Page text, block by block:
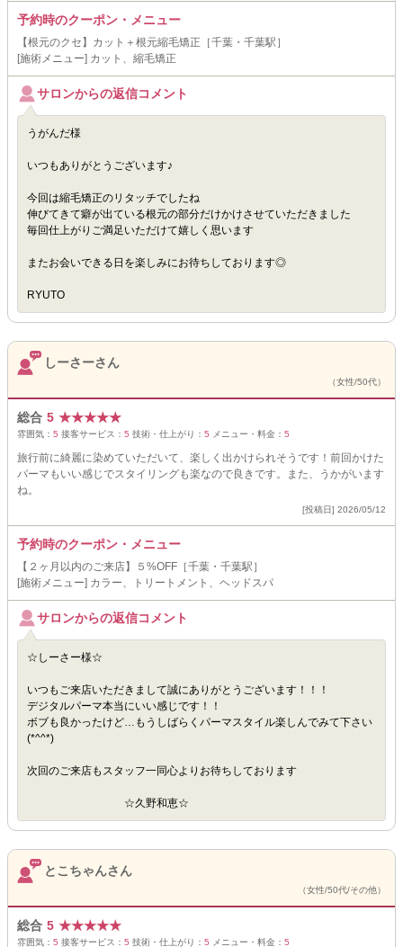
予約時のクーポン・メニュー
【根元のクセ】カット＋根元縮毛矯正［千葉・千葉駅］
[施術メニュー] カット、縮毛矯正
サロンからの返信コメント
うがんだ様
いつもありがとうございます♪
今回は縮毛矯正のリタッチでしたね
伸びてきて癖が出ている根元の部分だけかけさせていただきました
毎回仕上がりご満足いただけて嬉しく思います
またお会いできる日を楽しみにお待ちしております◎
RYUTO
しーさーさん
（女性/50代）
総合 5 ★★★★★
雰囲気： 5 接客サービス： 5 技術・仕上がり： 5 メニュー・料金： 5
旅行前に綺麗に染めていただいて、楽しく出かけられそうです！前回かけた
パーマもいい感じでスタイリングも楽なので良きです。また、うかがいます
ね。
[投稿日] 2026/05/12
予約時のクーポン・メニュー
【２ヶ月以内のご来店】５%OFF［千葉・千葉駅］
[施術メニュー] カラー、トリートメント、ヘッドスパ
サロンからの返信コメント
☆しーさー様☆
いつもご来店いただきまして誠にありがとうございます！！！
デジタルパーマ本当にいい感じです！！
ボブも良かったけど…もうしばらくパーマスタイル楽しんでみて下さい
(*^^*)
次回のご来店もスタッフ一同心よりお待ちしております
☆久野和恵☆
とこちゃんさん
（女性/50代/その他）
総合 5 ★★★★★
雰囲気： 5 接客サービス： 5 技術・仕上がり： 5 メニュー・料金： 5